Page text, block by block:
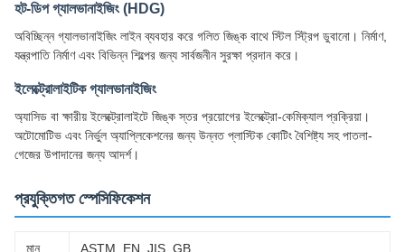
হট-ডিপ গ্যালভানাইজিং (HDG)
অবিচ্ছিন্ন গ্যালভানাইজিং লাইন ব্যবহার করে গলিত জিঙ্ক বাথে স্টিল স্ট্রিপ ডুবানো। নির্মাণ,
যন্ত্রপাতি নির্মাণ এবং বিভিন্ন শিল্পের জন্য সার্বজনীন সুরক্ষা প্রদান করে।
ইলেক্ট্রোলাইটিক গ্যালভানাইজিং
অ্যাসিড বা ক্ষারীয় ইলেক্ট্রোলাইটে জিঙ্ক স্তর প্রয়োগের ইলেক্ট্রো-কেমিক্যাল প্রক্রিয়া।
অটোমোটিভ এবং নির্ভুল অ্যাপ্লিকেশনের জন্য উন্নত প্লাস্টিক কোটিং বৈশিষ্ট্য সহ পাতলা-
গেজের উপাদানের জন্য আদর্শ।
প্রযুক্তিগত স্পেসিফিকেশন
মান ASTM, EN, JIS, GB